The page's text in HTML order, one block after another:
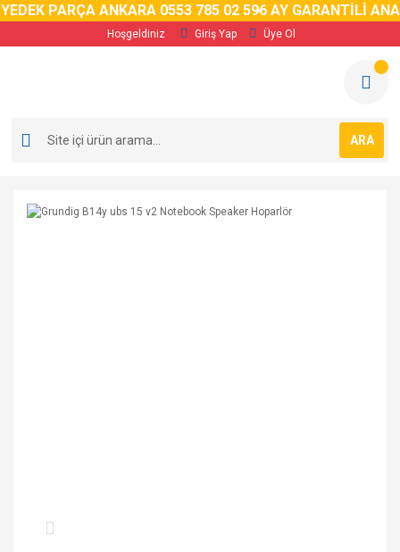
PARÇA ANKARA 0553 785 02 596 AY GARANTİLİ
Hoşgeldiniz Giriş Yap Üye Ol
ARA